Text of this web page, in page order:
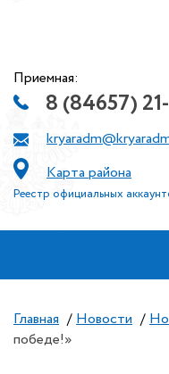
Приемная:
8 (84657)
Карта района
Реестр официальных
Главная / Новости /
победе!»